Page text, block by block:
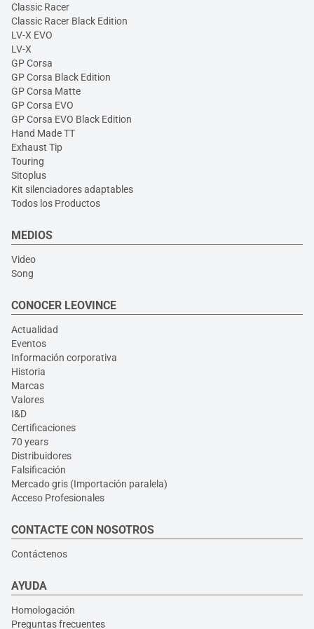
Classic Racer
Classic Racer Black Edition
LV-X EVO
LV-X
GP Corsa
GP Corsa Black Edition
GP Corsa Matte
GP Corsa EVO
GP Corsa EVO Black Edition
Hand Made TT
Exhaust Tip
Touring
Sitoplus
Kit silenciadores adaptables
Todos los Productos
MEDIOS
Video
Song
CONOCER LEOVINCE
Actualidad
Eventos
Información corporativa
Historia
Marcas
Valores
I&D
Certificaciones
70 years
Distribuidores
Falsificación
Mercado gris (Importación paralela)
Acceso Profesionales
CONTACTE CON NOSOTROS
Contáctenos
AYUDA
Homologación
Preguntas frecuentes